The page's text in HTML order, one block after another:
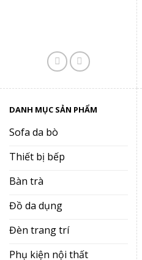
DANH MỤC SẢN PHẨM
Sofa da bò
Thiết bị bếp
Bàn trà
Đồ da dụng
Đèn trang trí
Phụ kiện nội thất